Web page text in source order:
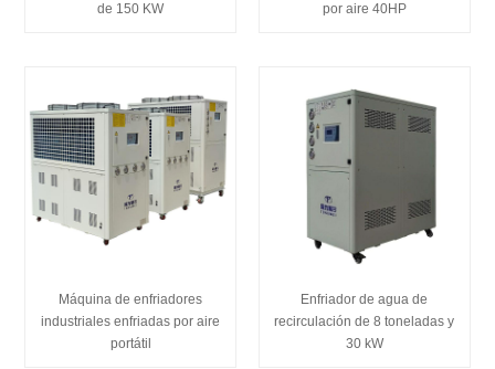
de 150 KW
por aire 40HP
Máquina de enfriadores
industriales enfriadas por aire
portátil
Enfriador de agua de
recirculación de 8 toneladas y
30 kW